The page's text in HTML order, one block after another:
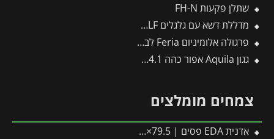
שתלן פקעות FH-N
מדללת דשא עם גלגלים UR-M3 – WOLF
פרגולה אלומיניום Feria לבנה 3X3.1 מבית פלרם – Canopia
גגון Aquila אפור כהה 0.9X4.1 מבית פלרם – Canopia
צמחים מומלצים
אדנית EDA פסים | 79.5×29.5×29.5 ס"מ | אפור כהה